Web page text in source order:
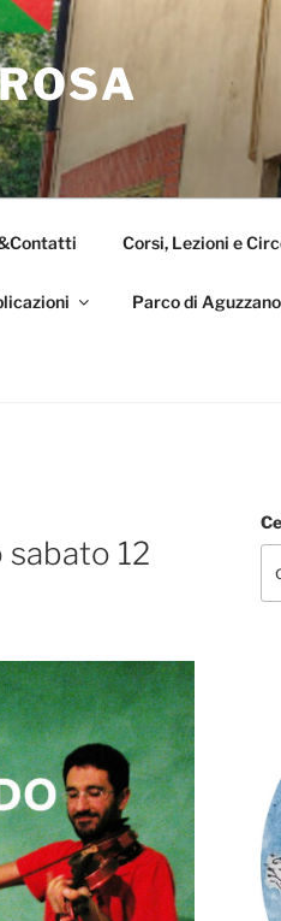
Corsi, Lezioni e
Parco di Aguzzano
12